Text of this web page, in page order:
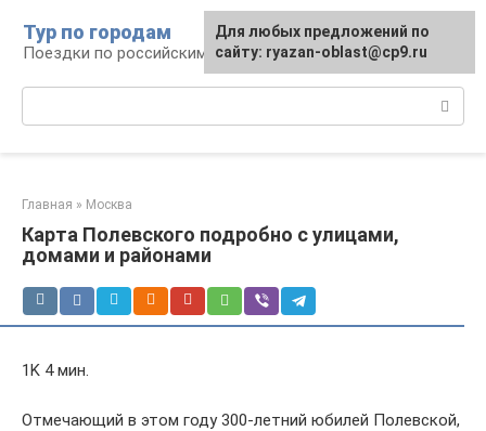
контенту
Тур по городам
Поездки по российским городам
Главная » Москва
Карта Полевского подробно с улицами,
домами и районами
1K 4 мин.
Отмечающий в этом году 300-летний юбилей Полевской,
Для любых предложений по
сайту: ryazan-oblast@cp9.ru